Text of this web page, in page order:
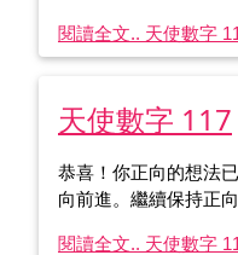
閱讀全文.. 天使數字
天使數字 117
恭喜！你正向的想法
向前進。繼續保持正
閱讀全文.. 天使數字